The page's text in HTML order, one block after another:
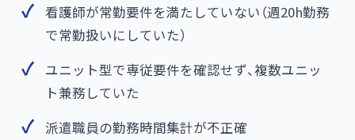
看護師が常勤要件を満たしていない（週20h勤務
で常勤扱いにしていた）
ユニット型で専従要件を確認せず、複数ユニッ
ト兼務していた
派遣職員の勤務時間集計が不正確